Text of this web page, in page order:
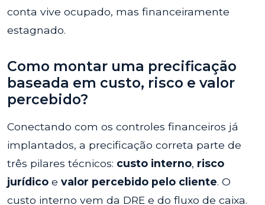
conta vive ocupado, mas financeiramente
estagnado.
Como montar uma precificação
baseada em custo, risco e valor
percebido?
Conectando com os controles financeiros já
implantados, a precificação correta parte de
três pilares técnicos: custo interno, risco
jurídico e valor percebido pelo cliente. O
custo interno vem da DRE e do fluxo de caixa.